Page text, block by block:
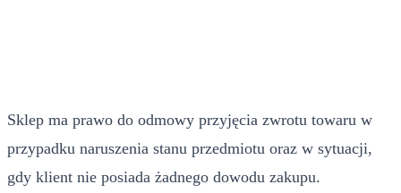
Sklep ma prawo do odmowy przyjęcia zwrotu towaru w
przypadku naruszenia stanu przedmiotu oraz w sytuacji,
gdy klient nie posiada żadnego dowodu zakupu.